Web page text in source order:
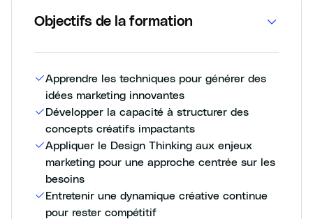
Objectifs de la formation
Apprendre les techniques pour générer des
idées marketing innovantes
Développer la capacité à structurer des
concepts créatifs impactants
Appliquer le Design Thinking aux enjeux
marketing pour une approche centrée sur les
besoins
Entretenir une dynamique créative continue
pour rester compétitif